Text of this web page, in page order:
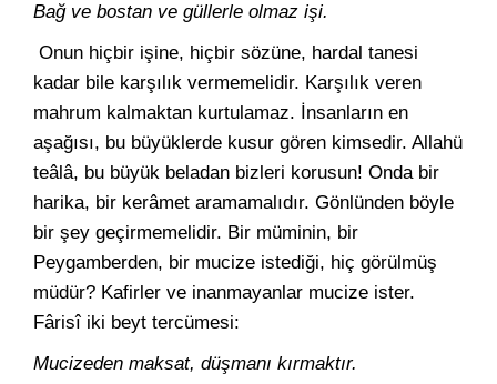
Bağ ve bostan ve güllerle olmaz işi.
Onun hiçbir işine, hiçbir sözüne, hardal tanesi
kadar bile karşılık vermemelidir. Karşılık veren
mahrum kalmaktan kurtulamaz. İnsanların en
aşağısı, bu büyüklerde kusur gören kimsedir. Allahü
teâlâ, bu büyük beladan bizleri korusun! Onda bir
harika, bir kerâmet aramamalıdır. Gönlünden böyle
bir şey geçirmemelidir. Bir müminin, bir
Peygamberden, bir mucize istediği, hiç görülmüş
müdür? Kafirler ve inanmayanlar mucize ister.
Fârisî iki beyt tercümesi:
Mucizeden maksat, düşmanı kırmaktır.